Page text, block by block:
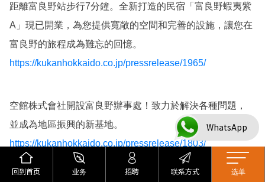
回到首页 业务 招聘 联系方式 选单
距離富良野站步行7分鐘。全新打造的民宿「富良野蝦夷紫
A」現已開業，為您提供寬敞的空間和完善的設施，讓您在
富良野的旅程成為難忘的回憶。
https://kukanhokkaido.co.jp/pressrelease/1965/
空館株式會社開設富良野辦事處！致力於解決各種問題，
並成為地區振興的新基地。
https://kukanhokkaido.co.jp/pressrelease/1803/
WhatsApp